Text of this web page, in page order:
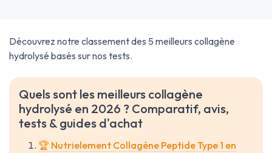
Découvrez notre classement des 5 meilleurs collagène
hydrolysé basés sur nos tests.
Quels sont les meilleurs collagène
hydrolysé en 2026 ? Comparatif, avis,
tests & guides d'achat
🏆 Nutrielement Collagène Peptide Type 1 en